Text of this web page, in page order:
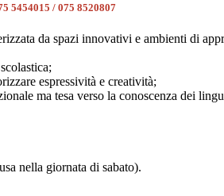
5454015 / 075 8520807
da spazi innovativi e ambienti di
espressività e creatività;
ma tesa verso la conoscenza dei
nella giornata di sabato).